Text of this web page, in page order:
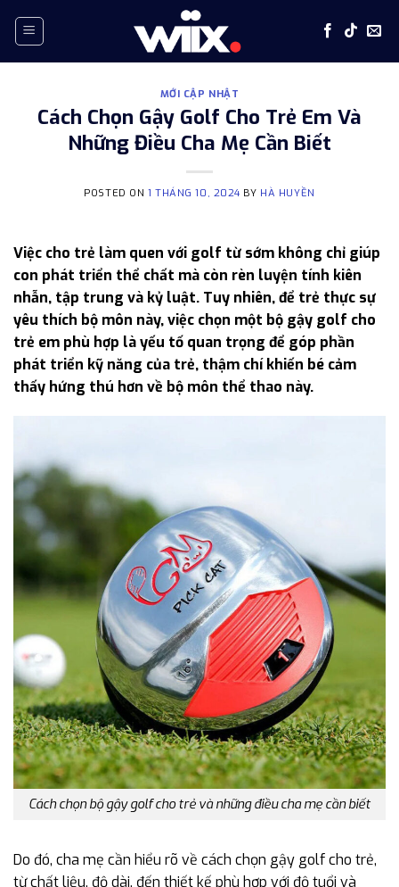
MỚI CẬP NHẬT
Cách Chọn Gậy Golf Cho Trẻ Em Và
Những Điều Cha Mẹ Cần Biết
POSTED ON 1 THÁNG 10, 2024 BY HÀ HUYỀN
Việc cho trẻ làm quen với golf từ sớm không chỉ giúp
con phát triển thể chất mà còn rèn luyện tính kiên
nhẫn, tập trung và kỷ luật. Tuy nhiên, để trẻ thực sự
yêu thích bộ môn này, việc chọn một bộ gậy golf cho
trẻ em phù hợp là yếu tố quan trọng để góp phần
phát triển kỹ năng của trẻ, thậm chí khiến bé cảm
thấy hứng thú hơn về bộ môn thể thao này.
Cách chọn bộ gậy golf cho trẻ và những điều cha mẹ cần biết
Do đó, cha mẹ cần hiểu rõ về cách chọn gậy golf cho trẻ,
từ chất liệu, độ dài, đến thiết kế phù hợp với độ tuổi và